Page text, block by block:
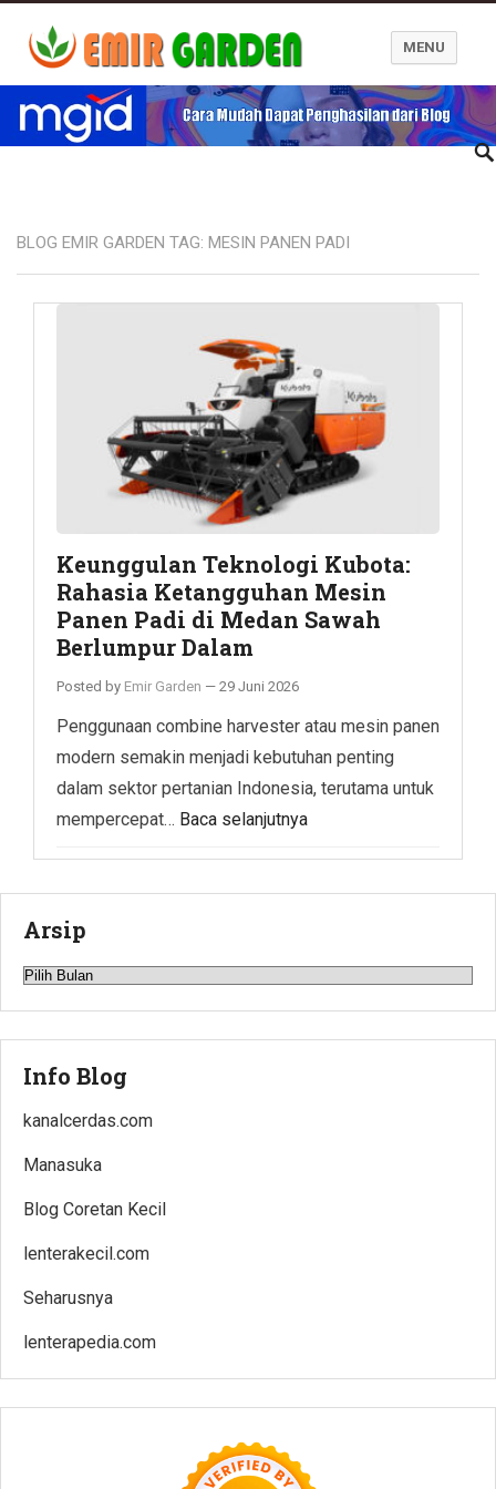
Blog Emir Garden
MENU
BLOG EMIR GARDEN TAG: MESIN PANEN PADI
Keunggulan Teknologi Kubota:
Rahasia Ketangguhan Mesin
Panen Padi di Medan Sawah
Berlumpur Dalam
Posted by Emir Garden — 29 Juni 2026
Penggunaan combine harvester atau mesin panen
modern semakin menjadi kebutuhan penting
dalam sektor pertanian Indonesia, terutama untuk
mempercepat… Baca selanjutnya
Arsip
Arsip
Info Blog
kanalcerdas.com
Manasuka
Blog Coretan Kecil
lenterakecil.com
Seharusnya
lenterapedia.com